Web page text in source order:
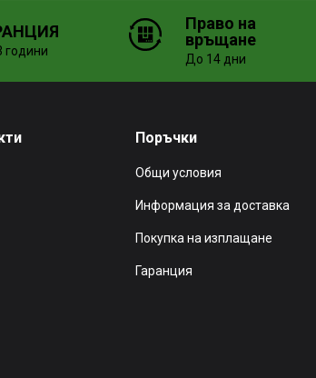
години
Право на
връщане
До 14 дни
Поръчки
Общи условия
Информация за доставка
Покупка на изплащане
Гаранция